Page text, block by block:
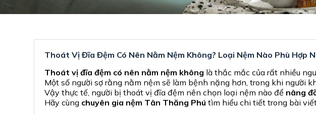
Thoát Vị Đĩa Đệm Có Nên Nằm Nệm Không? Loại Nệm Nào Phù Hợp
Thoát vị đĩa đệm có nên nằm nệm không là thắc mắc của rất nhiều
Một số người sợ rằng nằm nệm sẽ làm bệnh nặng hơn, trong khi người
Vậy thực tế, người bị thoát vị đĩa đệm nên chọn loại nệm nào để nâng
Hãy cùng chuyên gia nệm Tân Thăng Phú tìm hiểu chi tiết trong bài